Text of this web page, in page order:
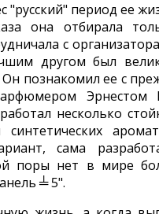
"русский" период ее
она отбирала
c
другом был
познакомил ее с
Эрнестом
несколько
сама
поры нет в мире
╧ 5".